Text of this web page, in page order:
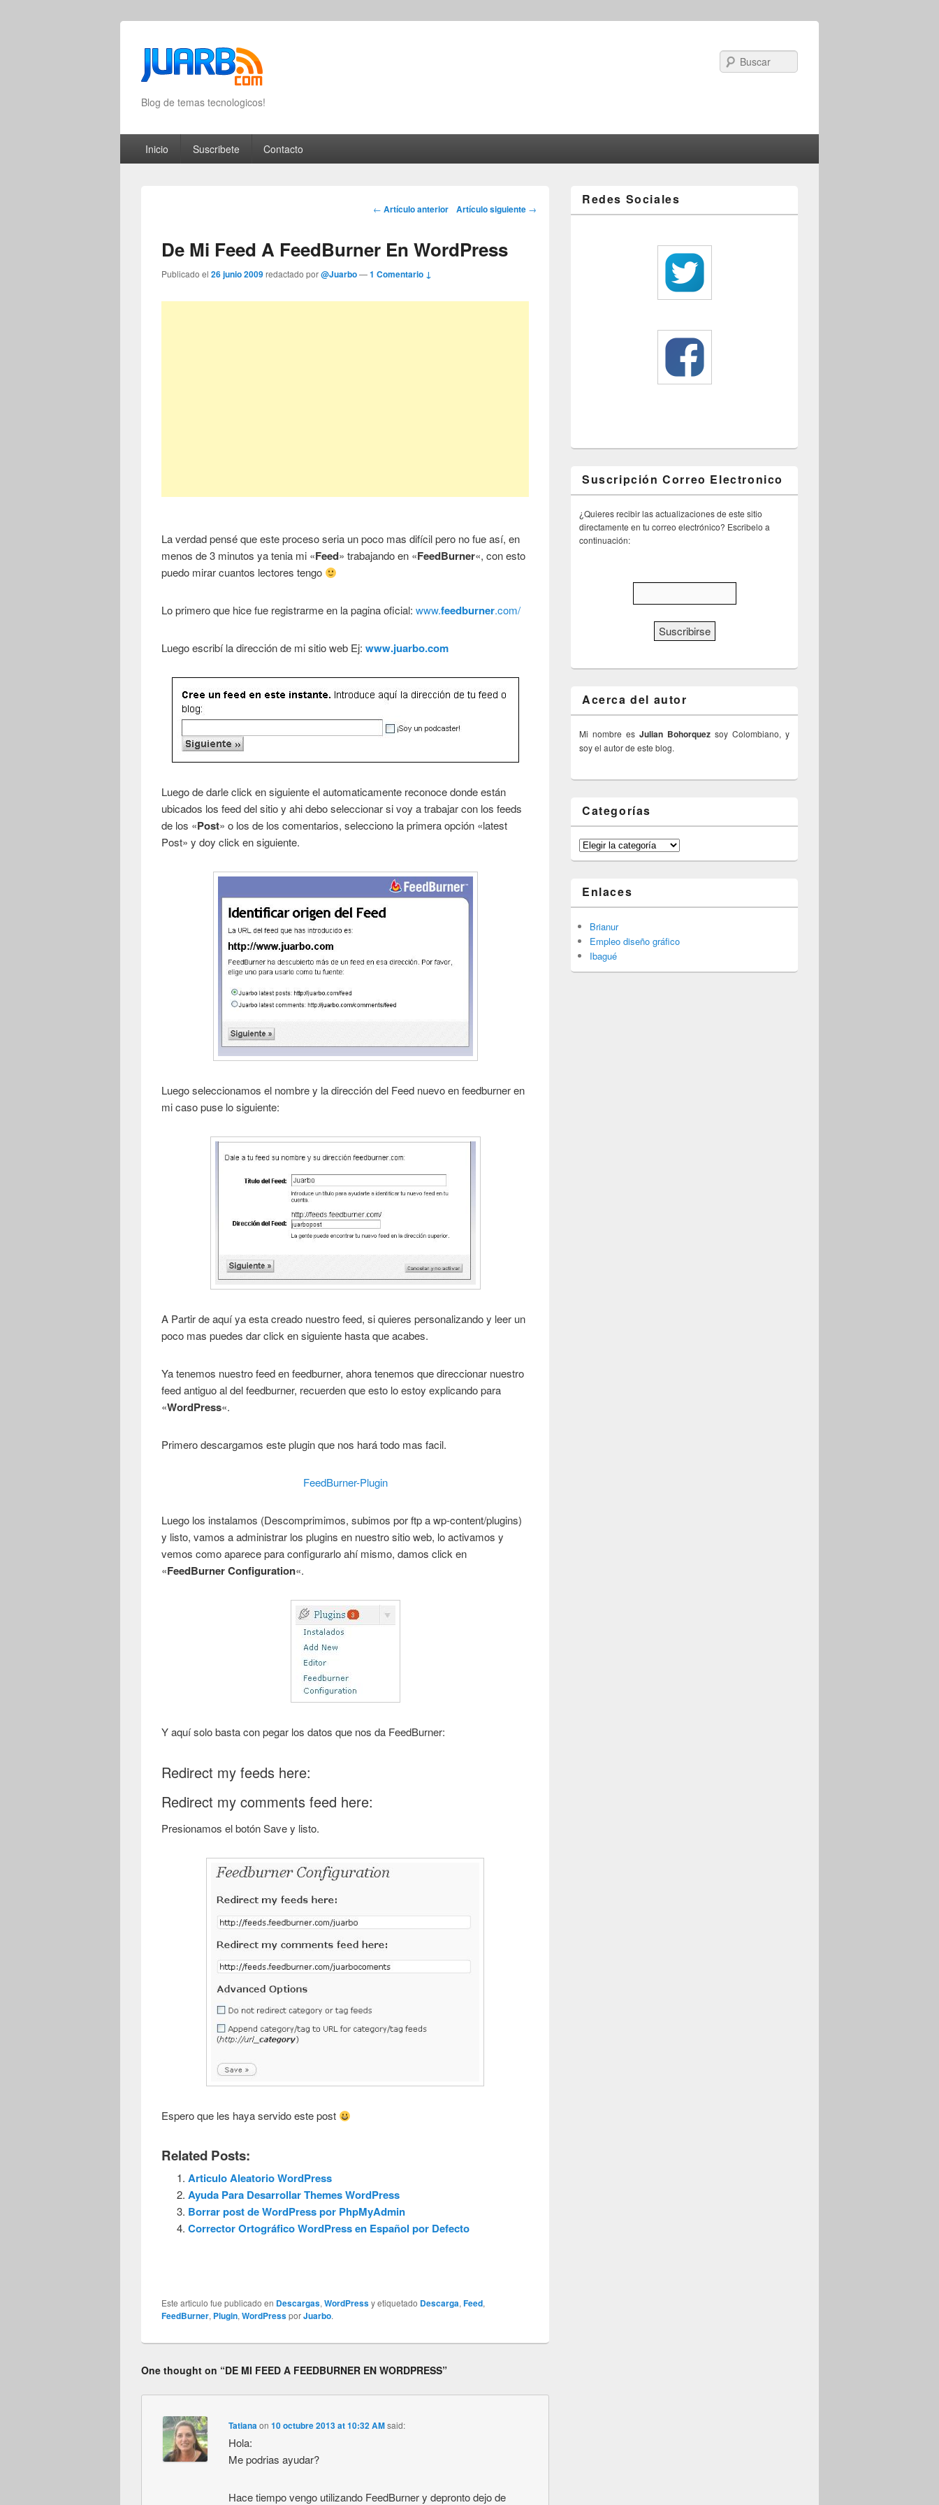
Blog de temas tecnologicos!
Primary menu
Skip to primary content
Skip to secondary content
Inicio Suscribete Contacto
Post navigation
← Artículo anterior Artículo siguiente →
De Mi Feed A FeedBurner En WordPress
Publicado el26 junio 2009redactado por@Juarbo—1 Comentario ↓
La verdad pensé que este proceso seria un poco mas difícil pero no fue así, en
menos de 3 minutos ya tenia mi «Feed» trabajando en «FeedBurner«, con esto
puedo mirar cuantos lectores tengo
Lo primero que hice fue registrarme en la pagina oficial:www.feedburner.com/
Luego escribí la dirección de mi sitio web Ej:www.juarbo.com
Luego de darle click en siguiente el automaticamente reconoce donde están
ubicados los feed del sitio y ahi debo seleccionar si voy a trabajar con los feeds
de los «Post» o los de los comentarios, selecciono la primera opción «latest
Post» y doy click en siguiente.
Luego seleccionamos el nombre y la dirección del Feed nuevo en feedburner en
mi caso puse lo siguiente:
A Partir de aquí ya esta creado nuestro feed, si quieres personalizando y leer un
poco mas puedes dar click en siguiente hasta que acabes.
Ya tenemos nuestro feed en feedburner, ahora tenemos que direccionar nuestro
feed antiguo al del feedburner, recuerden que esto lo estoy explicando para
«WordPress«.
Primero descargamos este plugin que nos hará todo mas facil.
FeedBurner-Plugin
Luego los instalamos (Descomprimimos, subimos por ftp a wp-content/plugins)
y listo, vamos a administrar los plugins en nuestro sitio web, lo activamos y
vemos como aparece para configurarlo ahí mismo, damos click en
«FeedBurner Configuration«.
Y aquí solo basta con pegar los datos que nos da FeedBurner:
Redirect my feeds here:
Redirect my comments feed here:
Presionamos el botón Save y listo.
Espero que les haya servido este post
Related Posts:
Articulo Aleatorio WordPress
Ayuda Para Desarrollar Themes WordPress
Borrar post de WordPress por PhpMyAdmin
Corrector Ortográfico WordPress en Español por Defecto
Este articulo fue publicado en Descargas,WordPressy etiquetado Descarga,Feed,
FeedBurner, Plugin,WordPressporJuarbo.
One thought on “DE MI FEED A FEEDBURNER EN WORDPRESS”
Tatianaon 10 octubre 2013 at 10:32 AMsaid:
Hola:
Me podrias ayudar?
Hace tiempo vengo utilizando FeedBurner y depronto dejo de
Redes Sociales
Suscripción Correo Electronico
¿Quieres recibir las actualizaciones de este sitio
directamente en tu correo electrónico? Escribelo a
continuación:
Acerca del autor
Mi nombre es Julian Bohorquez soy Colombiano, y
soy el autor de este blog.
Categorías
Categorías
Enlaces
Brianur
Empleo diseño gráfico
Ibagué